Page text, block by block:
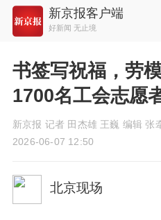
新京报客户端
好新闻 无止境
书签写祝福，劳
1700名工会志愿
新京报 记者 田杰雄 王巍 编辑 张
2026-06-07 12:50
北京现场